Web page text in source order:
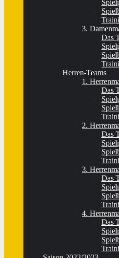
3.
Das
Herren-Teams
1.
Das
2.
Das
3.
Das
4.
Das